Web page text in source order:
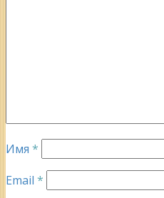
Имя *
Email *